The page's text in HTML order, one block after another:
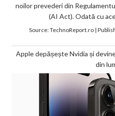
noilor prevederi din
(AI Act). Odată cu
Source:TechnoReport.ro|
Apple depășește Nvidia și
din